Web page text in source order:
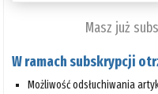
Masz już
W ramach subskrypcji
Możliwość odsłuchiwania